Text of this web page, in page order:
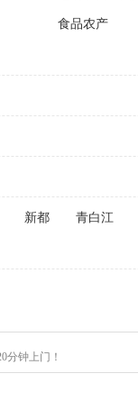
食品农产
新都 青白江
分钟上门！